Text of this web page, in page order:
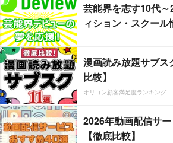
芸能界を志す10代
ィション・スクー
漫画読み放題サブ
比較】
オリコン顧客満足度ランキング
2026年動画配信サ
【徹底比較】